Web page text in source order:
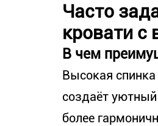
Часто
кровати с
В чем
Высокая спинка
создаёт уютный
более